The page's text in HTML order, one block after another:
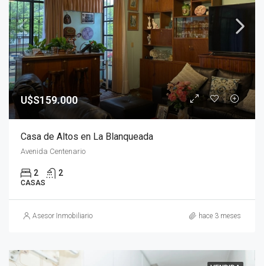
U$S159.000
Casa de Altos en La Blanqueada
Avenida Centenario
2 2
CASAS
Asesor Inmobiliario hace 3 meses